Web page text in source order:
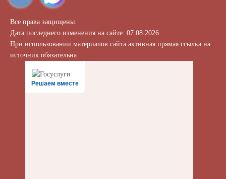
Все права защищены.
Дата последнего изменения на сайте: 07.08.2026
При использовании материалов сайта активная прямая ссылка на
источник обязательна
Решаем вместе